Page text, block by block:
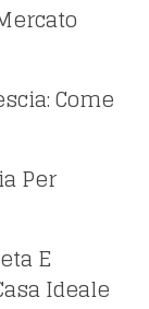
Come
Per
E
Ideale